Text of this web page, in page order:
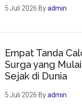
5 Juli 2026 Byadmin
Empat Tanda
Surga yang
Sejak di Dunia
5 Juli 2026 Byadmin